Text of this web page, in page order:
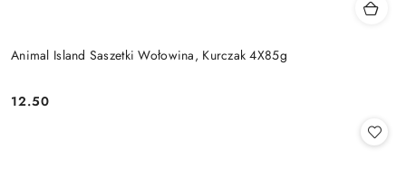
Animal Island Saszetki Wołowina, Kurczak 4X85g
Cena:
12.50